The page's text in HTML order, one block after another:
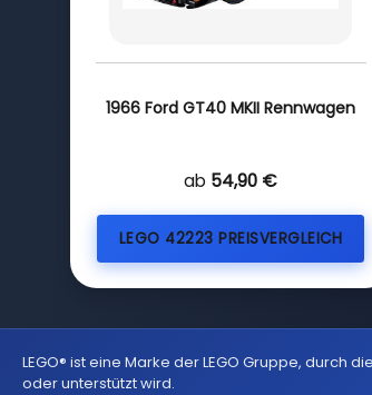
1966 Ford GT40 MKII Rennwagen
ab 54,90 €
LEGO 42223 PREISVERGLEICH
LEGO® ist eine Marke der LEGO Gruppe,
oder unterstützt wird.